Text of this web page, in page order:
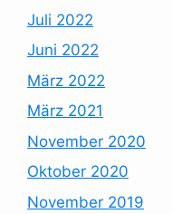
Juli 2022
Juni 2022
März 2022
März 2021
November 2020
Oktober 2020
November 2019